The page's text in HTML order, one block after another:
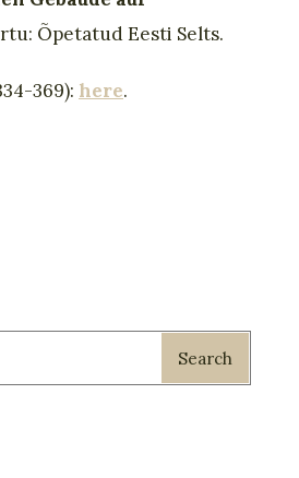
Õpetatud Eesti Selts.
369): here.
Search